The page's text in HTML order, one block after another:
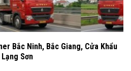
Bắc Ninh, Bắc Giang, Cửa Khẩu
Lạng Sơn